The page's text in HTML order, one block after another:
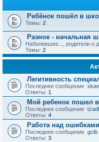
Ребёнок пошёл в
Темы: 2
Разное - начальная
Наболевшее..., родители о
Темы: 2
Легитивность
Последнее сообщение
Ответы: 1
Мой ребенок пошел
Последнее сообщение
Ответы: 4
Работа над ошибками
Последнее сообщение gcib
Ответы: 3